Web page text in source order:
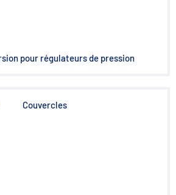
pour régulateurs de pression